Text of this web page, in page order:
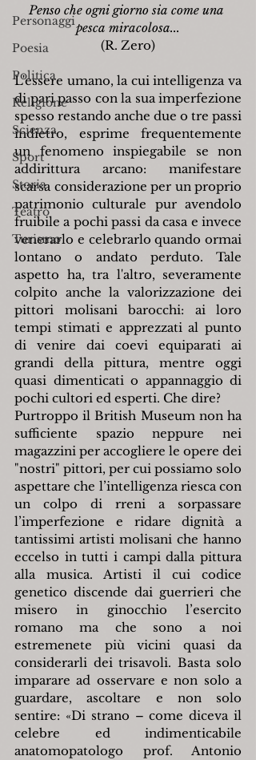
Personaggi
Poesia
Politica
Religione
Scienza
Sport
Storia
Teatro
Turismo
Penso che ogni giorno sia come una
pesca miracolosa...
(R. Zero)
L'essere umano, la cui intelligenza va
di pari passo con la sua imperfezione
spesso restando anche due o tre passi
indietro, esprime frequentemente
un fenomeno inspiegabile se non
addirittura arcano: manifestare
scarsa considerazione per un proprio
patrimonio culturale pur avendolo
fruibile a pochi passi da casa e invece
venerarlo e celebrarlo quando ormai
lontano o andato perduto. Tale
aspetto ha, tra l'altro, severamente
colpito anche la valorizzazione dei
pittori molisani barocchi: ai loro
tempi stimati e apprezzati al punto
di venire dai coevi equiparati ai
grandi della pittura, mentre oggi
quasi dimenticati o appannaggio di
pochi cultori ed esperti. Che dire?
Purtroppo il British Museum non ha
sufficiente spazio neppure nei
magazzini per accogliere le opere dei
"nostri" pittori, per cui possiamo solo
aspettare che l’intelligenza riesca con
un colpo di rreni a sorpassare
l’imperfezione e ridare dignità a
tantissimi artisti molisani che hanno
eccelso in tutti i campi dalla pittura
alla musica. Artisti il cui codice
genetico discende dai guerrieri che
misero in ginocchio l’esercito
romano ma che sono a noi
estremenete più vicini quasi da
considerarli dei trisavoli. Basta solo
imparare ad osservare e non solo a
guardare, ascoltare e non solo
sentire: «Di strano – come diceva il
celebre ed indimenticabile
anatomopatologo prof. Antonio